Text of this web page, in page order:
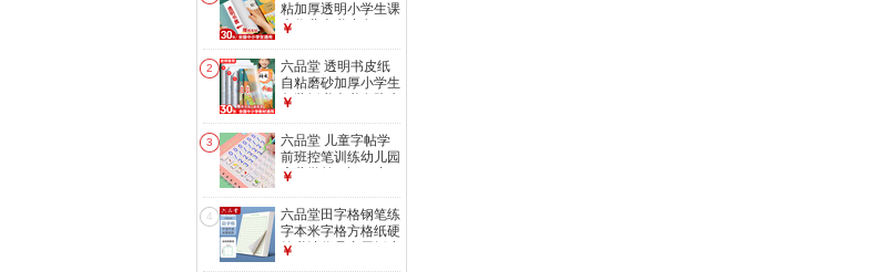
粘加厚透明小学生课
本作业本书皮套A4
级二三四五年级上册
书本 【开学推荐】
大号10中号10小号
￥
2
六品堂 透明书皮纸
自粘磨砂加厚小学生
包装纸书壳书套防水
书皮包书膜 开学季
推荐【大10中10小
10】+40枚姓名贴
￥
3
六品堂 儿童字帖学
前班控笔训练幼儿园
启蒙学前3岁456初
帖幼儿小学生数字练
习册描红 数字1-100
￥
4
六品堂田字格钢笔练
字本米字格方格纸硬
笔书法作品专用纸小
￥